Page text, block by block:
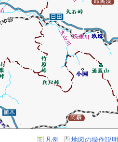
凡例 地図の操作説明